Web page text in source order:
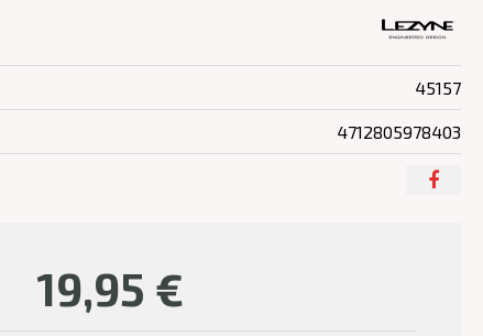
19,95 €
45157
4712805978403